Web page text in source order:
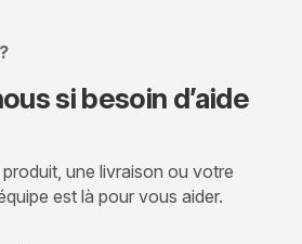
si besoin d’aide
une livraison ou votre
est là pour vous aider.